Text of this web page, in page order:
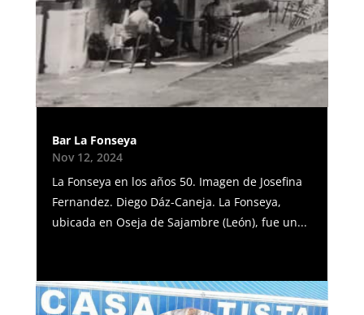
Bar La Fonseya
Nov 12, 2024
La Fonseya en los años 50. Imagen de Josefina
Fernandez. Diego Dáz-Caneja. La Fonseya,
ubicada en Oseja de Sajambre (León), fue un...